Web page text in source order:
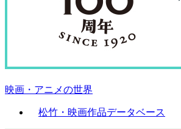
映画・アニメの世界
松竹・映画作品データベース